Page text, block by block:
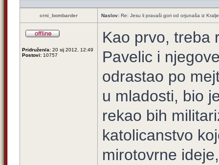
crni_bombarder Naslov: Re: Jesu li pravaši gori od orjunaša iz
Pridružen/a: 20 sij 2012, 12:49
Postovi: 10757
Kao prvo, treba
Pavelic i
odrastao po
u mladosti, bio
rekao bih
katolicanstvo
mirotovrne